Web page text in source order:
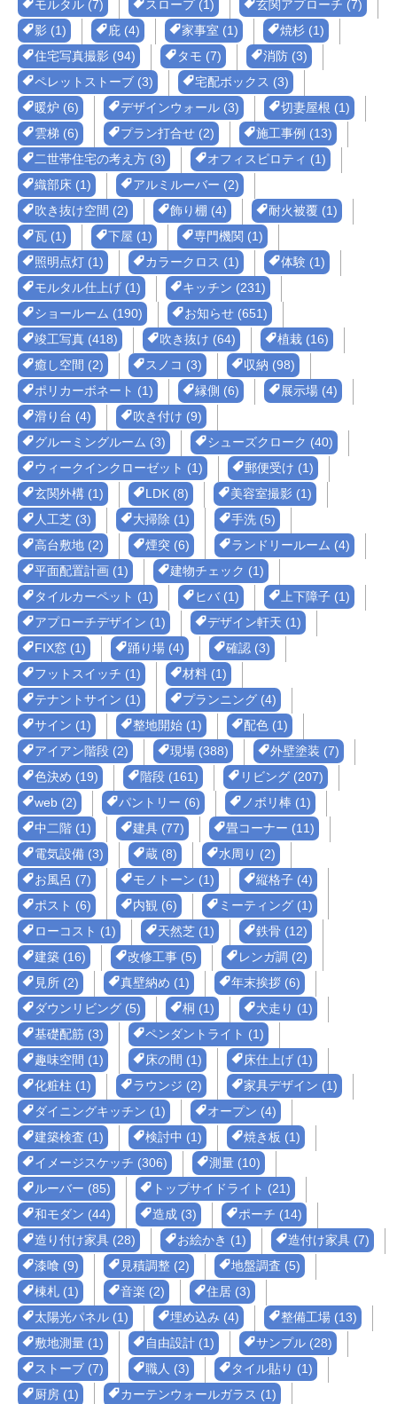
モルタル (7) スロープ (1)
玄関アプローチ (7)
影 (1)
庇 (4) 家事室 (1)
焼杉 (1)
住宅写真撮影 (94)
タモ (7)
消防 (3)
ペレットストーブ (3)
宅配ボックス (3)
暖炉 (6)
デザインウォール (3)
切妻屋根 (1)
雲梯 (6)
プラン打合せ (2)
施工事例 (13)
二世帯住宅の考え方 (3)
オフィスピロティ (1)
織部床 (1)
アルミルーバー (2)
吹き抜け空間 (2)
飾り棚 (4)
耐火被覆 (1)
瓦 (1)
下屋 (1)
専門機関 (1)
照明点灯 (1)
カラークロス (1)
体験 (1)
モルタル仕上げ (1)
キッチン (231)
ショールーム (190)
お知らせ (651)
竣工写真 (418)
吹き抜け (64)
植栽 (16)
癒し空間 (2)
スノコ (3)
収納 (98)
ポリカーボネート (1)
縁側 (6)
展示場 (4)
滑り台 (4)
吹き付け (9)
グルーミングルーム (3)
シューズクローク (40)
ウィークインクローゼット (1)
郵便受け (1)
玄関外構 (1)
LDK (8)
美容室撮影 (1)
人工芝 (3)
大掃除 (1)
手洗 (5)
高台敷地 (2)
煙突 (6)
ランドリールーム (4)
平面配置計画 (1)
建物チェック (1)
タイルカーペット (1)
ヒバ (1)
上下障子 (1)
アプローチデザイン (1)
デザイン軒天 (1)
FIX窓 (1)
踊り場 (4)
確認 (3)
フットスイッチ (1)
材料 (1)
テナントサイン (1)
プランニング (4)
サイン (1)
整地開始 (1)
配色 (1)
アイアン階段 (2)
現場 (388)
外壁塗装 (7)
色決め (19)
階段 (161)
リビング (207)
web (2)
パントリー (6)
ノボリ棒 (1)
中二階 (1)
建具 (77)
畳コーナー (11)
電気設備 (3)
蔵 (8)
水周り (2)
お風呂 (7)
モノトーン (1)
縦格子 (4)
ポスト (6)
内観 (6)
ミーティング (1)
ローコスト (1)
天然芝 (1)
鉄骨 (12)
建築 (16)
改修工事 (5)
レンガ調 (2)
見所 (2)
真壁納め (1)
年末挨拶 (6)
ダウンリビング (5)
桐 (1)
犬走り (1)
基礎配筋 (3)
ペンダントライト (1)
趣味空間 (1)
床の間 (1)
床仕上げ (1)
化粧柱 (1)
ラウンジ (2)
家具デザイン (1)
ダイニングキッチン (1)
オープン (4)
建築検査 (1)
検討中 (1)
焼き板 (1)
イメージスケッチ (306)
測量 (10)
ルーバー (85)
トップサイドライト (21)
和モダン (44)
造成 (3)
ポーチ (14)
造り付け家具 (28)
お絵かき (1)
造付け家具 (7)
漆喰 (9)
見積調整 (2)
地盤調査 (5)
棟札 (1)
音楽 (2)
住居 (3)
太陽光パネル (1)
埋め込み (4)
整備工場 (13)
敷地測量 (1)
自由設計 (1)
サンプル (28)
ストーブ (7)
職人 (3)
タイル貼り (1)
厨房 (1)
カーテンウォールガラス (1)